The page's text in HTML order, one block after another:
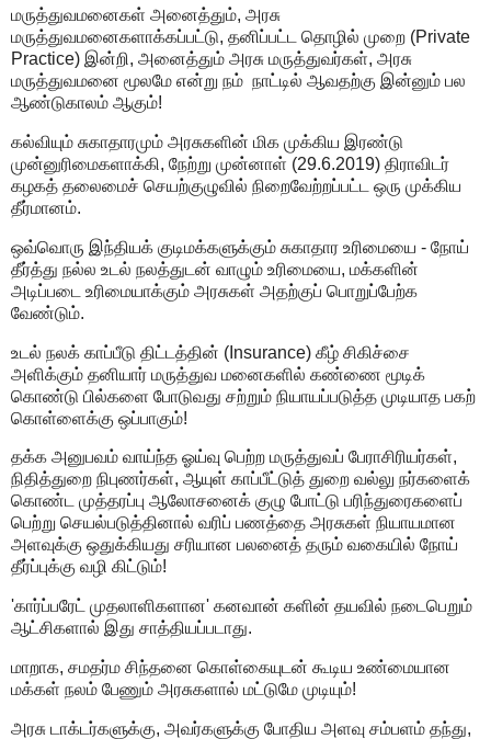
மருத்துவமனைகள் அனைத்தும், அரசு
மருத்துவமனைகளாக்கப்பட்டு, தனிப்பட்ட தொழில் முறை (Private
Practice) இன்றி, அனைத்தும் அரசு மருத்துவர்கள், அரசு
மருத்துவமனை மூலமே என்று நம் நாட்டில் ஆவதற்கு இன்னும் பல
ஆண்டுகாலம் ஆகும்!
கல்வியும் சுகாதாரமும் அரசுகளின் மிக முக்கிய இரண்டு
முன்னுரிமைகளாக்கி, நேற்று முன்னாள் (29.6.2019) திராவிடர்
கழகத் தலைமைச் செயற்குழுவில் நிறைவேற்றப்பட்ட ஒரு முக்கிய
தீர்மானம்.
ஒவ்வொரு இந்தியக் குடிமக்களுக்கும் சுகாதார உரிமையை - நோய்
தீர்த்து நல்ல உடல் நலத்துடன் வாழும் உரிமையை, மக்களின்
அடிப்படை உரிமையாக்கும் அரசுகள் அதற்குப் பொறுப்பேற்க
வேண்டும்.
உடல் நலக் காப்பீடு திட்டத்தின் (Insurance) கீழ் சிகிச்சை
அளிக்கும் தனியார் மருத்துவ மனைகளில் கண்ணை மூடிக்
கொண்டு பில்களை போடுவது சற்றும் நியாயப்படுத்த முடியாத பகற்
கொள்ளைக்கு ஒப்பாகும்!
தக்க அனுபவம் வாய்ந்த ஓய்வு பெற்ற மருத்துவப் பேராசிரியர்கள்,
நிதித்துறை நிபுணர்கள், ஆயுள் காப்பீட்டுத் துறை வல்லு நர்களைக்
கொண்ட முத்தரப்பு ஆலோசனைக் குழு போட்டு பரிந்துரைகளைப்
பெற்று செயல்படுத்தினால் வரிப் பணத்தை அரசுகள் நியாயமான
அளவுக்கு ஒதுக்கியது சரியான பலனைத் தரும் வகையில் நோய்
தீர்ப்புக்கு வழி கிட்டும்!
'கார்ப்பரேட் முதலாளிகளான' கனவான் களின் தயவில் நடைபெறும்
ஆட்சிகளால் இது சாத்தியப்படாது.
மாறாக, சமதர்ம சிந்தனை கொள்கையுடன் கூடிய உண்மையான
மக்கள் நலம் பேணும் அரசுகளால் மட்டுமே முடியும்!
அரசு டாக்டர்களுக்கு, அவர்களுக்கு போதிய அளவு சம்பளம் தந்து,